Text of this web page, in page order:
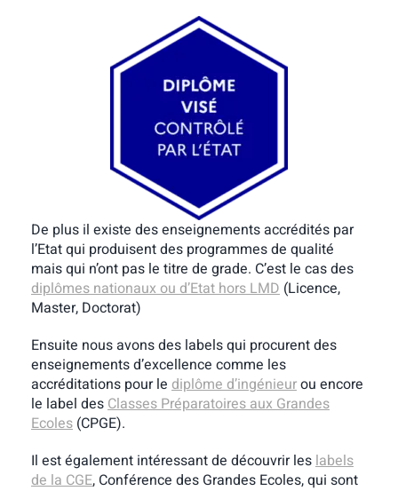
De plus il existe des enseignements accrédités par
l’Etat qui produisent des programmes de qualité
mais qui n’ont pas le titre de grade. C’est le cas des
diplômes nationaux ou d’Etat hors LMD (Licence,
Master, Doctorat)
Ensuite nous avons des labels qui procurent des
enseignements d’excellence comme les
accréditations pour le diplôme d’ingénieurou encore
le label des Classes Préparatoires aux Grandes
Ecoles(CPGE).
Il est également intéressant de découvrir les labels
de la CGE, Conférence des Grandes Ecoles, qui sont